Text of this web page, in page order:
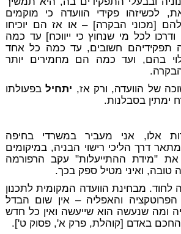
לכשיזהו פקידי הוועדה כי מוקמים
[מכוני הבקרה] – או אז הם יוכיחו
לכל מי שנחוץ כי ייווכח] עד כמה
תפקידיהם חשובים, עד כמה כל אחד
בהם, ועד כמה הם מחמירים יותר
הבקרה.
של הוועדה, ורק אז, יתחילבפעולתו
ימתין בסבלנות.
אלו, אני מעביר במשרדי בחיפה
דרך הליכי רישוי הבניה, במיקומים
את "מידת ההתייעלות" עקב הרפורמה
טובה, ואיני מטיל ספק בכך.
לחוד. מבחינת הוועדה המקומית לתכנון
והאפליה – אין שום הבדל
ומה שנעשה הוא שייעשה ואין כל חדש
באדם [קוהלת, פרק א', פסוק ט'].